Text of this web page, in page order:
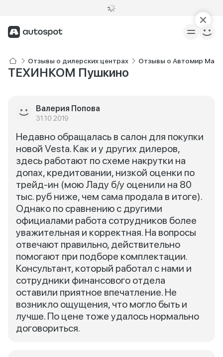
Отзывы о дилерских центрах Отзывы о Автомир
ТЕХИНКОМ Пушкино
Валерия Попова
31.10.2019
Недавно обращалась в салон для покупки
новой Vesta. Как и у других дилеров,
здесь работают по схеме накрутки на
допах, кредитовании, низкой оценки по
трейд-ин (мою Ладу б/у оценили на 80
тыс. руб ниже, чем сама продала в итоге).
Однако по сравнению с другими
официалами работа сотрудников более
уважительная и корректная. На вопросы
отвечают правильно, действительно
помогают при подборе комплектации.
Консультант, который работал с нами и
сотрудники финансового отдела
оставили приятное впечатление. Не
возникло ощущения, что могло быть и
лучше. По цене тоже удалось нормально
договориться.